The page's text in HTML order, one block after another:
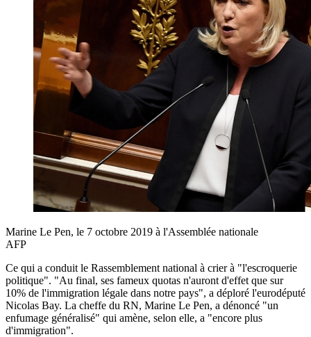
Marine Le Pen, le 7 octobre 2019 à l'Assemblée nationale
AFP
Ce qui a conduit le Rassemblement national à crier à "l'escroquerie
politique". "Au final, ses fameux quotas n'auront d'effet que sur
10% de l'immigration légale dans notre pays", a déploré l'eurodéputé
Nicolas Bay. La cheffe du RN, Marine Le Pen, a dénoncé "un
enfumage généralisé" qui amène, selon elle, a "encore plus
d'immigration".